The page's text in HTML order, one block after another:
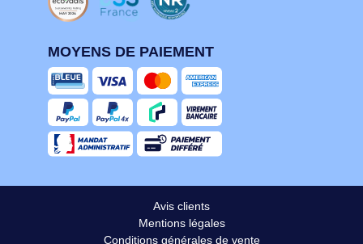
MOYENS DE PAIEMENT
Avis clients
Mentions légales
Conditions générales de vente